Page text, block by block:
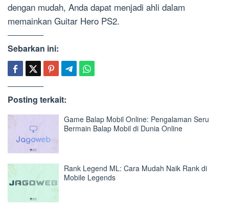
dengan mudah, Anda dapat menjadi ahli dalam
memainkan Guitar Hero PS2.
Sebarkan ini:
Posting terkait:
Game Balap Mobil Online: Pengalaman Seru
Bermain Balap Mobil di Dunia Online
Rank Legend ML: Cara Mudah Naik Rank di
Mobile Legends